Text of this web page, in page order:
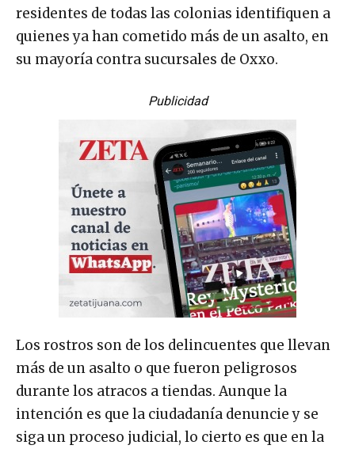
residentes de todas las colonias identifiquen a
quienes ya han cometido más de un asalto, en
su mayoría contra sucursales de Oxxo.
Publicidad
Los rostros son de los delincuentes que llevan
más de un asalto o que fueron peligrosos
durante los atracos a tiendas. Aunque la
intención es que la ciudadanía denuncie y se
siga un proceso judicial, lo cierto es que en la